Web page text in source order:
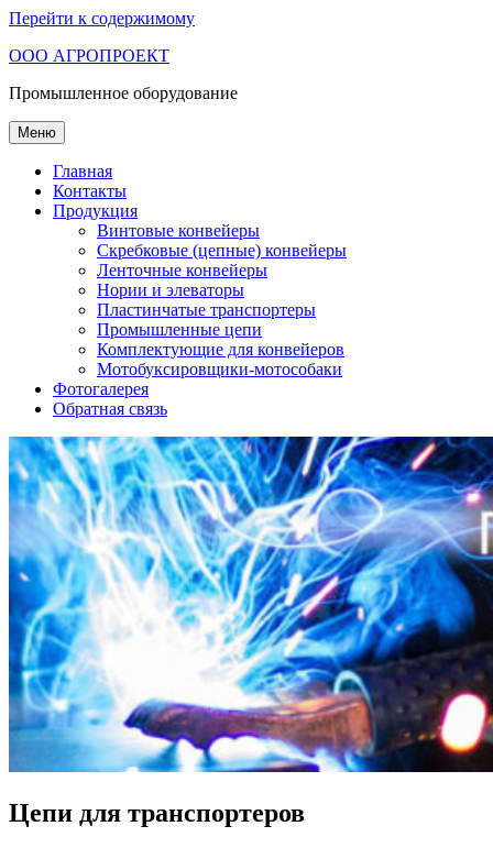
Перейти к содержимому
ООО АГРОПРОЕКТ
Промышленное оборудование
Меню
Главная
Контакты
Продукция
Винтовые конвейеры
Скребковые (цепные) конвейеры
Ленточные конвейеры
Нории и элеваторы
Пластинчатые транспортеры
Промышленные цепи
Комплектующие для конвейеров
Мотобуксировщики-мотособаки
Фотогалерея
Обратная связь
Цепи для транспортеров